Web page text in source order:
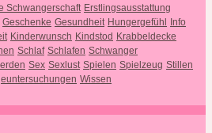
Schwangerschaft Erstlingsausstattung
Geschenke Gesundheit Hungergefühl Info
Kinderwunsch Kindstod Krabbeldecke
Schlaf Schlafen Schwanger
Sex Sexlust Spielen Spielzeug Stillen
Wissen